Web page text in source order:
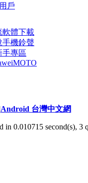
用戶
軟體下載
手機鈴聲
手專區
MOTO
Android 台灣中文網
in 0.010715 second(s),